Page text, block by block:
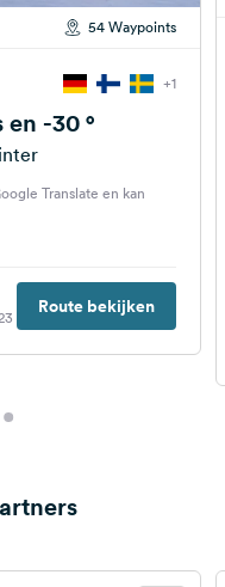
54 Waypoints
+1
-30 °
Translate en kan
Route bekijken